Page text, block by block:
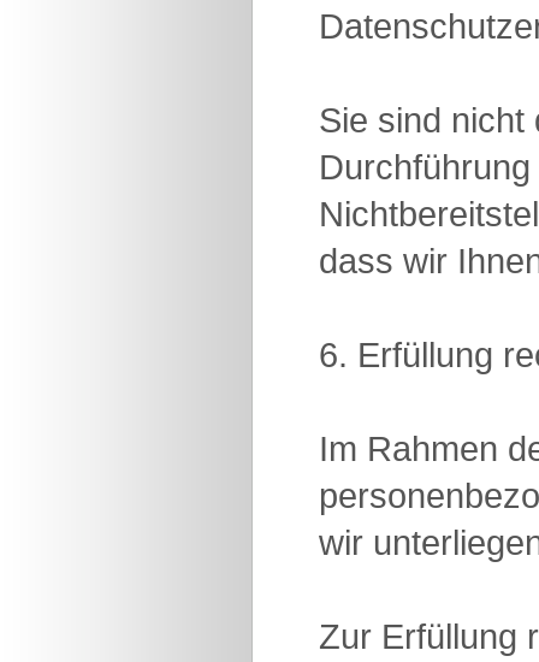
Sie sind nicht
dass wir
6. Erfüllung
Im Rahmen
wir
Zur Erfüllung